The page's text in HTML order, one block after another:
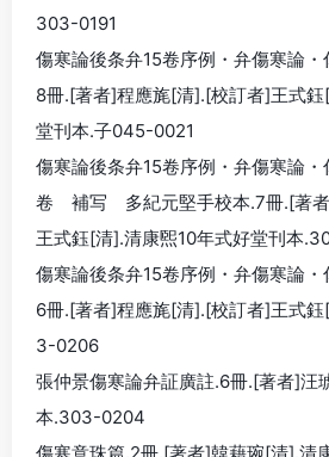
303-0191
傷寒論後条弁15卷序例・弁傷寒論
8冊.[著者]程應旄[清].[校訂者]王式
堂刊本.子045-0021
傷寒論後条弁15卷序例・弁傷寒論・
卷 補写 多紀元堅手校本.7冊.[著
王式鈺[清].清康煕10年式好堂刊本
傷寒論後条弁15卷序例・弁傷寒論
6冊.[著者]程應旄[清].[校訂者]王式
3-0206
張仲景傷寒論弁証廣註.6冊.[著者]汪
本.303-0204